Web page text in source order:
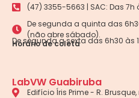
(47) 3355-5663 | SAC: Das 7h
De segunda a quinta das
(não abre sábado).
Horário de coleta
De segunda a sexta das 6h30 às
LabVW Guabiruba
Edifício Íris Prime - R. Brusque,